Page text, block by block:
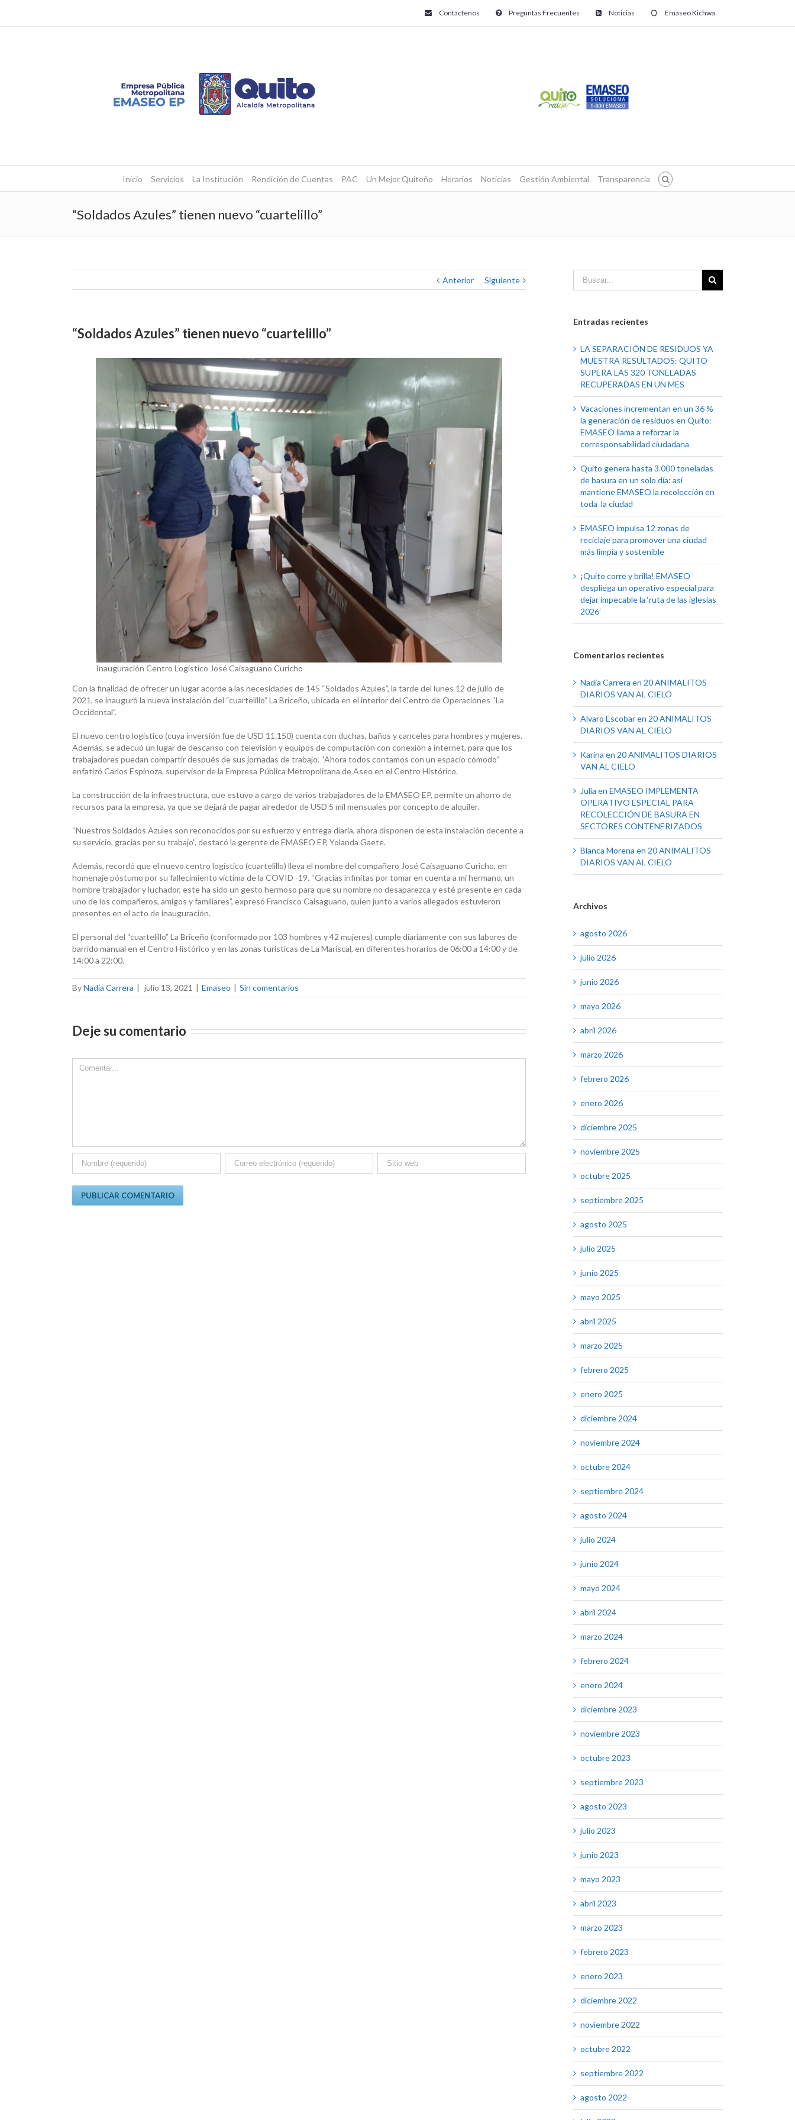
Contáctenos Preguntas Frecuentes Noticias Emaseo Kichwa
Inicio Servicios La Institución Rendición de Cuentas PAC Un Mejor Quiteño Horarios Noticias Gestión Ambiental Transparencia
“Soldados Azules” tienen nuevo “cuartelillo”
Anterior Siguiente
“Soldados Azules” tienen nuevo “cuartelillo”
Inauguración Centro Logístico José Caisaguano Curicho
Con la finalidad de ofrecer un lugar acorde a las necesidades de 145 “Soldados Azules”, la tarde del lunes 12 de julio de
2021, se inauguró la nueva instalación del “cuartelillo” La Briceño, ubicada en el interior del Centro de Operaciones “La
Occidental”.
El nuevo centro logístico (cuya inversión fue de USD 11.150) cuenta con duchas, baños y canceles para hombres y mujeres.
Además, se adecuó un lugar de descanso con televisión y equipos de computación con conexión a internet, para que los
trabajadores puedan compartir después de sus jornadas de trabajo. “Ahora todos contamos con un espacio cómodo”
enfatizó Carlos Espinoza, supervisor de la Empresa Pública Metropolitana de Aseo en el Centro Histórico.
La construcción de la infraestructura, que estuvo a cargo de varios trabajadores de la EMASEO EP, permite un ahorro de
recursos para la empresa, ya que se dejará de pagar alrededor de USD 5 mil mensuales por concepto de alquiler.
“Nuestros Soldados Azules son reconocidos por su esfuerzo y entrega diaria, ahora disponen de esta instalación decente a
su servicio, gracias por su trabajo”, destacó la gerente de EMASEO EP, Yolanda Gaete.
Además, recordó que el nuevo centro logístico (cuartelillo) lleva el nombre del compañero José Caisaguano Curicho, en
homenaje póstumo por su fallecimiento víctima de la COVID -19. “Gracias infinitas por tomar en cuenta a mi hermano, un
hombre trabajador y luchador, este ha sido un gesto hermoso para que su nombre no desaparezca y esté presente en cada
uno de los compañeros, amigos y familiares”, expresó Francisco Caisaguano, quien junto a varios allegados estuvieron
presentes en el acto de inauguración.
El personal del “cuartelillo” La Briceño (conformado por 103 hombres y 42 mujeres) cumple diariamente con sus labores de
barrido manual en el Centro Histórico y en las zonas turísticas de La Mariscal, en diferentes horarios de 06:00 a 14:00 y de
14:00 a 22:00.
ByNadia Carrera | julio 13, 2021 | Emaseo | Sin comentarios
Deje su comentario
Comment
Entradas recientes
LA SEPARACIÓN DE RESIDUOS YA
MUESTRA RESULTADOS: QUITO
SUPERA LAS 320 TONELADAS
RECUPERADAS EN UN MES
Vacaciones incrementan en un 36 %
la generación de residuos en Quito:
EMASEO llama a reforzar la
corresponsabilidad ciudadana
Quito genera hasta 3.000 toneladas
de basura en un solo día: así
mantiene EMASEO la recolección en
toda la ciudad
EMASEO impulsa 12 zonas de
reciclaje para promover una ciudad
más limpia y sostenible
¡Quito corre y brilla! EMASEO
despliega un operativo especial para
dejar impecable la ‘ruta de las iglesias
2026’
Comentarios recientes
Nadia Carrera en 20 ANIMALITOS
DIARIOS VAN AL CIELO
Alvaro Escobaren 20 ANIMALITOS
DIARIOS VAN AL CIELO
Karina en 20 ANIMALITOS DIARIOS
VAN AL CIELO
Julia en EMASEO IMPLEMENTA
OPERATIVO ESPECIAL PARA
RECOLECCIÓN DE BASURA EN
SECTORES CONTENERIZADOS
Blanca Morena en 20 ANIMALITOS
DIARIOS VAN AL CIELO
Archivos
agosto 2026
julio 2026
junio 2026
mayo 2026
abril 2026
marzo 2026
febrero 2026
enero 2026
diciembre 2025
noviembre 2025
octubre 2025
septiembre 2025
agosto 2025
julio 2025
junio 2025
mayo 2025
abril 2025
marzo 2025
febrero 2025
enero 2025
diciembre 2024
noviembre 2024
octubre 2024
septiembre 2024
agosto 2024
julio 2024
junio 2024
mayo 2024
abril 2024
marzo 2024
febrero 2024
enero 2024
diciembre 2023
noviembre 2023
octubre 2023
septiembre 2023
agosto 2023
julio 2023
junio 2023
mayo 2023
abril 2023
marzo 2023
febrero 2023
enero 2023
diciembre 2022
noviembre 2022
octubre 2022
septiembre 2022
agosto 2022